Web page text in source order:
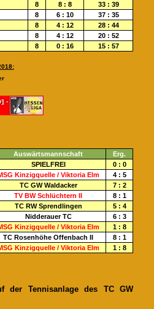
8 8 : 8
33 : 39
8 6 : 10
37 : 35
8 4 : 12
28 : 44
8 4 : 12
20 : 52
8 0 : 16 15 : 57
Auswärtsmannschaft
Erg.
SPIELFREI
0 : 0
Kinzigquelle / Viktoria Elm
4 : 5
TC GW Waldacker
7 : 2
TV BW Schlüchtern II
8 : 1
TC RW Sprendlingen
5 : 4
Nidderauer TC
6 : 3
Kinzigquelle / Viktoria Elm
1 : 8
TC Rosenhöhe Offenbach II
8 : 1
Kinzigquelle / Viktoria Elm 1 : 8
der Tennisanlage des TC GW